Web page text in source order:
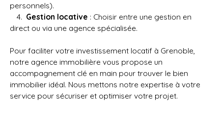
personnels).
Gestion locative : Choisir entre une gestion en
direct ou via une agence spécialisée.
Pour faciliter votre investissement locatif à Grenoble,
notre agence immobilière vous propose un
accompagnement clé en main pour trouver le bien
immobilier idéal. Nous mettons notre expertise à votre
service pour sécuriser et optimiser votre projet.